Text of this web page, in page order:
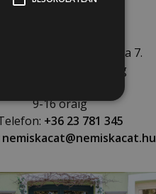
Biatorbágy, Csillag utca 7.
Hétfő, péntek: 9-18 óráig
9-16 óráig
+36 23 781 345
nemiskacat@nemiskacat.hu